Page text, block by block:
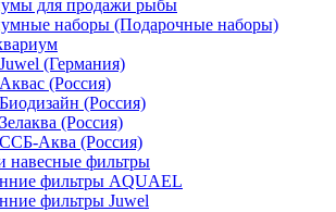
для продажи рыбы
наборы (Подарочные наборы)
(Германия)
(Россия)
(Россия)
(Россия)
Аква (Россия)
навесные фильтры
фильтры AQUAEL
фильтры Juwel